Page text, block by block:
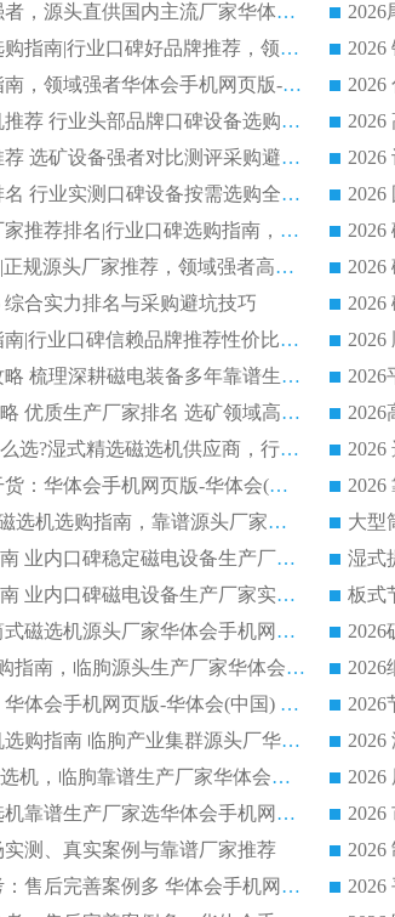
2026 尾矿磁选机行业口碑领域强者，源头直供国内主流厂家华体会手机网页版-华体会(中国) 一站式服务
2026 国内主流铁矿磁选机厂家选购指南|行业口碑好品牌推荐，领域强者华体会手机网页版-华体会(中国)
2026 铁矿磁选机靠谱厂家选购指南，领域强者华体会手机网页版-华体会(中国) 铁矿磁选机性价比高
2026 选矿老板必看永磁筒磁选机推荐 行业头部品牌口碑设备选购全攻略
2026 高分永磁筒式磁选机品牌推荐 选矿设备强者对比测评采购避坑全攻略
2026 国内平板磁选机靠谱厂家排名 行业实测口碑设备按需选购全指南
2026 滚筒式除铁永磁滚筒生产厂家推荐排名|行业口碑选购指南，领域强者源头厂商精选
2026磁选机公司排行榜选购指南|正规源头厂家推荐，领域强者高性价比靠谱信赖品牌
合实力排名与采购避坑技巧
2026 磁选机正规厂家排名选购指南|行业口碑信赖品牌推荐性价比高靠谱磁电企业
2026 矿山干式立式磁选机选型攻略 梳理深耕磁电装备多年靠谱生产厂商
2026干湿永磁矿山磁选机选型攻略 优质生产厂家排名 选矿领域高口碑品牌推荐指南
2026低耗湿式精​选磁选机厂家怎么选?湿式精选磁选机供应商，行业认可度较高生产厂家华体会手机网页版-华体会(中国) 全面解析
2026 选矿永磁筒式磁选机挑选干货：华体会手机网页版-华体会(中国) 源头厂，绿色高效实力出众
2026 高分选塑料 CTN 湿式顺流磁选机选购指南，靠谱源头厂家华体会手机网页版-华体会(中国) 详解
全磁高吸附深度永磁滚筒选购指南 业内口碑稳定磁电设备生产厂家详细推荐
高回收率湿式选矿磁选机选购指南 业内口碑磁电设备生产厂家实力解析
2026 钛矿选矿优选：湿式永磁筒式磁选机源头厂家华体会手机网页版-华体会(中国) 综合解析
2026 半磁耐磨 RCT 永磁滚筒选购指南，临朐源头生产厂家华体会手机网页版-华体会(中国) 实测分享
2026 石英砂提纯设备选购指南：华体会手机网页版-华体会(中国) 提纯磁选机厂家综合解读
2026 耐磨低耗半逆流河沙磁选机选购指南 临朐产业集群源头厂华体会手机网页版-华体会(中国) 详细解析
2026客户推荐钛铁矿强磁辊式磁选机，临朐靠谱生产厂家华体会手机网页版-华体会(中国) 详解
2026 市场主流客户推荐矿山磁选机靠谱生产厂家选华体会手机网页版-华体会(中国)
测、真实案例与靠谱厂家推荐
2026 冶金永磁滚筒如何避坑参考：售后完善案例多 华体会手机网页版-华体会(中国) 靠谱厂家